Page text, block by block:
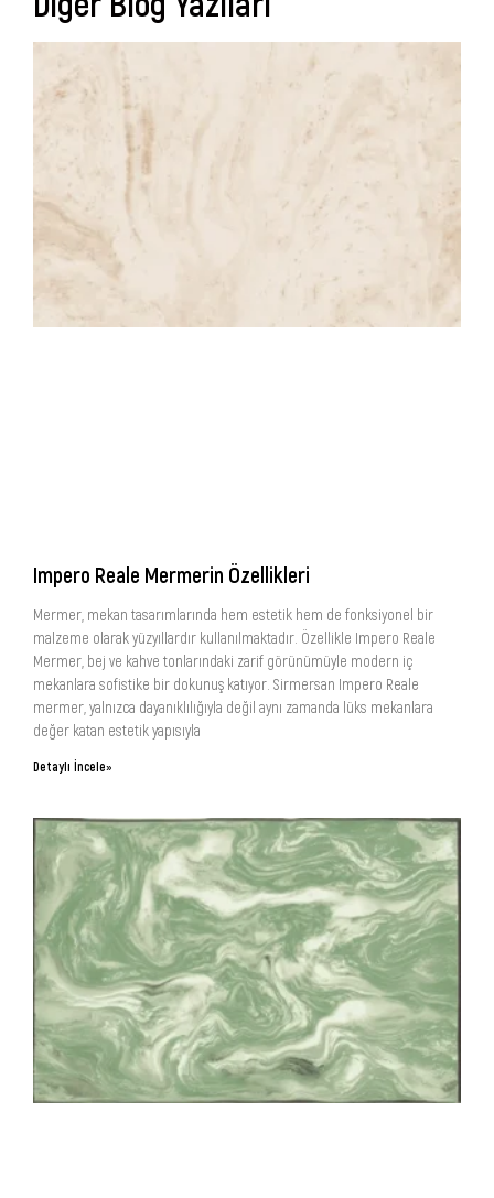
Impero Reale Mermerin Özellikleri
Mermer, mekan tasarımlarında hem estetik hem de fonksiyonel bir
malzeme olarak yüzyıllardır kullanılmaktadır. Özellikle Impero Reale
Mermer, bej ve kahve tonlarındaki zarif görünümüyle modern iç
mekanlara sofistike bir dokunuş katıyor. Sirmersan Impero Reale
mermer, yalnızca dayanıklılığıyla değil aynı zamanda lüks mekanlara
değer katan estetik yapısıyla
Detaylı İncele»